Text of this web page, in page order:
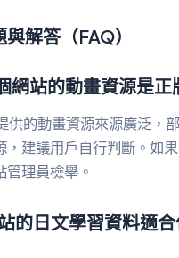
解答（FAQ）
網站的動畫資源是正
供的動畫資源來源廣泛，
，建議用戶自行判斷。如
管理員檢舉。
的日文學習資料適